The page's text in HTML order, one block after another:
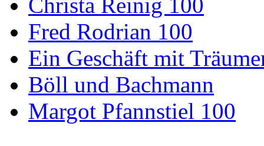
Christa Reinig 100
Fred Rodrian 100
Ein Geschäft mit
Böll und Bachmann
Margot Pfannstiel 100